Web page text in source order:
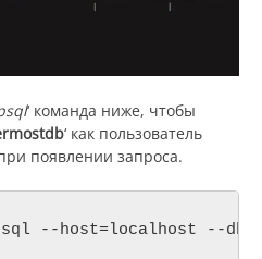
‘ команда ниже, чтобы
‘ как пользователь
появлении запроса.
--host=localhost --